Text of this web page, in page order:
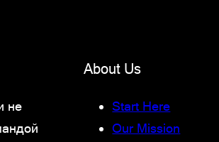
не
About Us
Start Here
Our Mission